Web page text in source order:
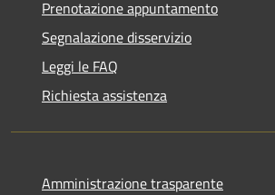
Prenotazione appuntamento
Segnalazione disservizio
Leggi le FAQ
Richiesta assistenza
Amministrazione trasparente